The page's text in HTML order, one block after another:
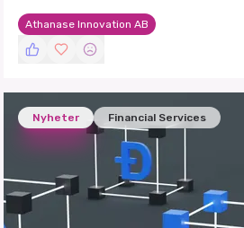
med avstämningsdag den 13 juli
Athanase Innovation AB
Nyheter Financial Services